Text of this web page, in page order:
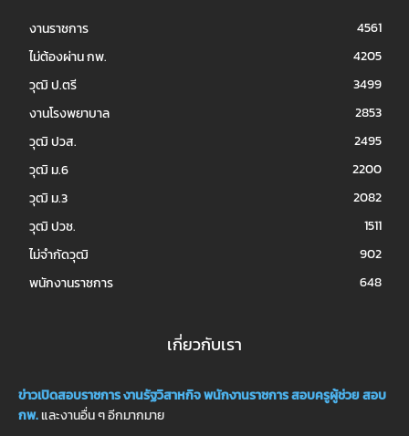
งานราชการ
4561
ไม่ต้องผ่าน กพ.
4205
วุฒิ ป.ตรี
3499
งานโรงพยาบาล
2853
วุฒิ ปวส.
2495
วุฒิ ม.6
2200
วุฒิ ม.3
2082
วุฒิ ปวช.
1511
ไม่จำกัดวุฒิ
902
พนักงานราชการ
648
เกี่ยวกับเรา
ข่าวเปิดสอบราชการงานรัฐวิสาหกิจพนักงานราชการสอบครูผู้ช่วยสอบ
กพ.และงานอื่น ๆ อีกมากมาย